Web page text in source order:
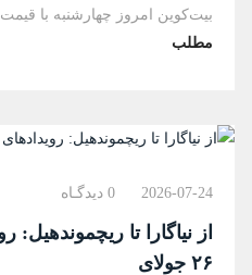
بیت‌کوین امروز چهارشنبه با قیمت ۶۳٬۸۵۳٫۴۹ دلار باز شد
مطلب
2026-07-24 0 دیدگـاه
۲۶ جولای